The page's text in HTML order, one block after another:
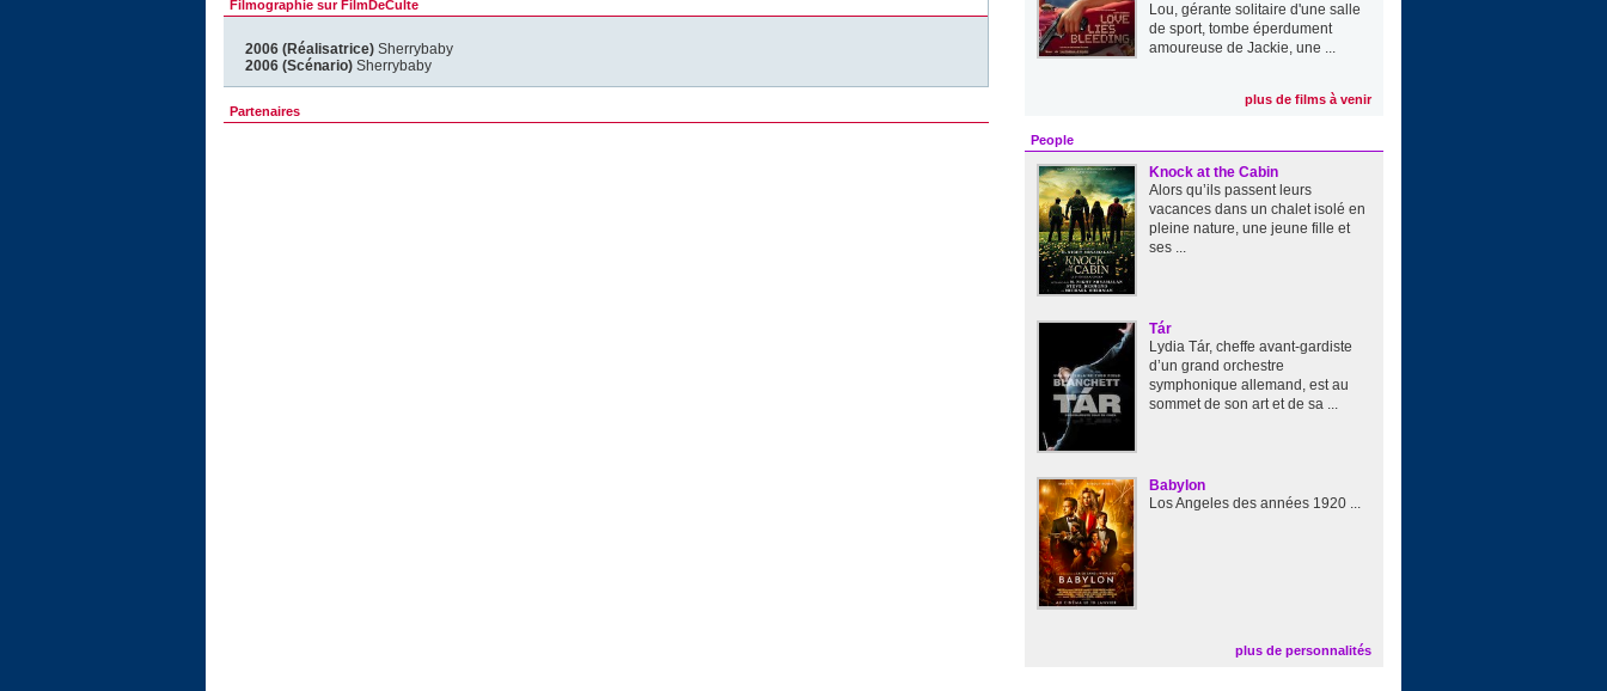
Filmographie sur FilmDeCulte
2006 (Réalisatrice) Sherrybaby
2006 (Scénario) Sherrybaby
Partenaires
Lou, gérante solitaire d'une salle
de sport, tombe éperdument
amoureuse de Jackie, une ...
plus de films à venir
People
Knock at the Cabin
Alors qu’ils passent leurs
vacances dans un chalet isolé en
pleine nature, une jeune fille et
ses ...
Tár
Lydia Tár, cheffe avant-gardiste
d’un grand orchestre
symphonique allemand, est au
sommet de son art et de sa ...
Babylon
Los Angeles des années 1920 ...
plus de personnalités